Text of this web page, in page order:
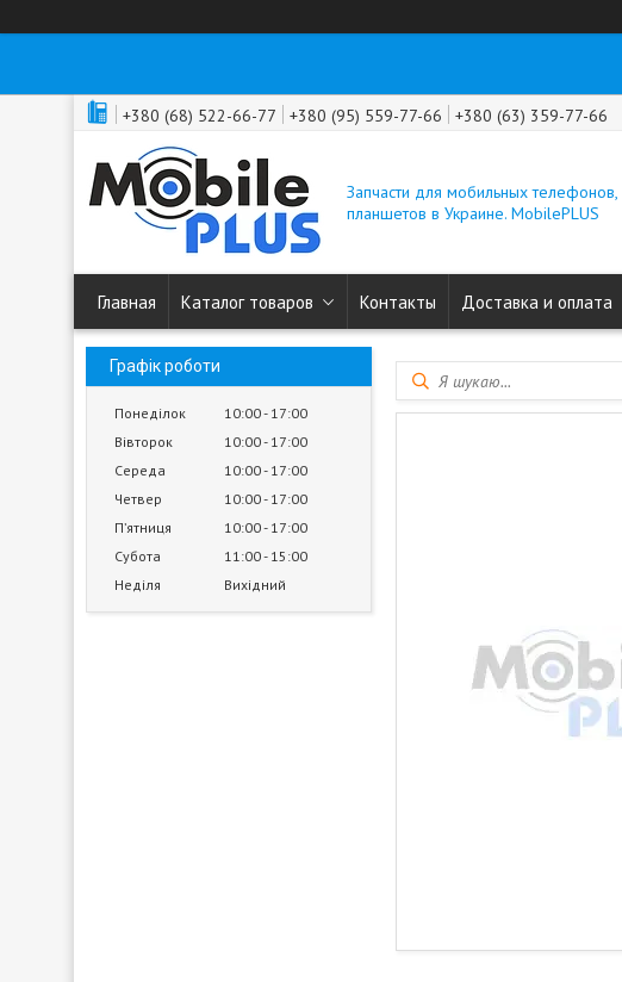
+380 (68) 522-66-77 +380 (95) 559-77-66 +380 (63) 359-77-66
Запчасти для мобильных телефонов,
планшетов в Украине. MobilePLUS
Главная Каталог товаров Контакты Доставка и оплата
Графік роботи
Понеділок 10:00 17:00
Вівторок
10:00 17:00
Середа
10:00 17:00
Четвер
10:00 17:00
Пʼятниця
10:00 17:00
Субота
11:00 15:00
Неділя
Вихідний